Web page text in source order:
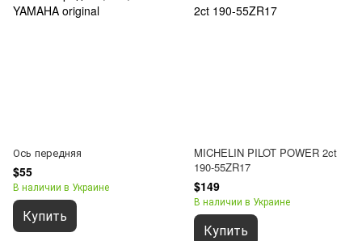
Ось передняя
$55
В наличии в Украине
Купить
MICHELIN PILOT POWER 2ct
190-55ZR17
$149
В наличии в Украине
Купить